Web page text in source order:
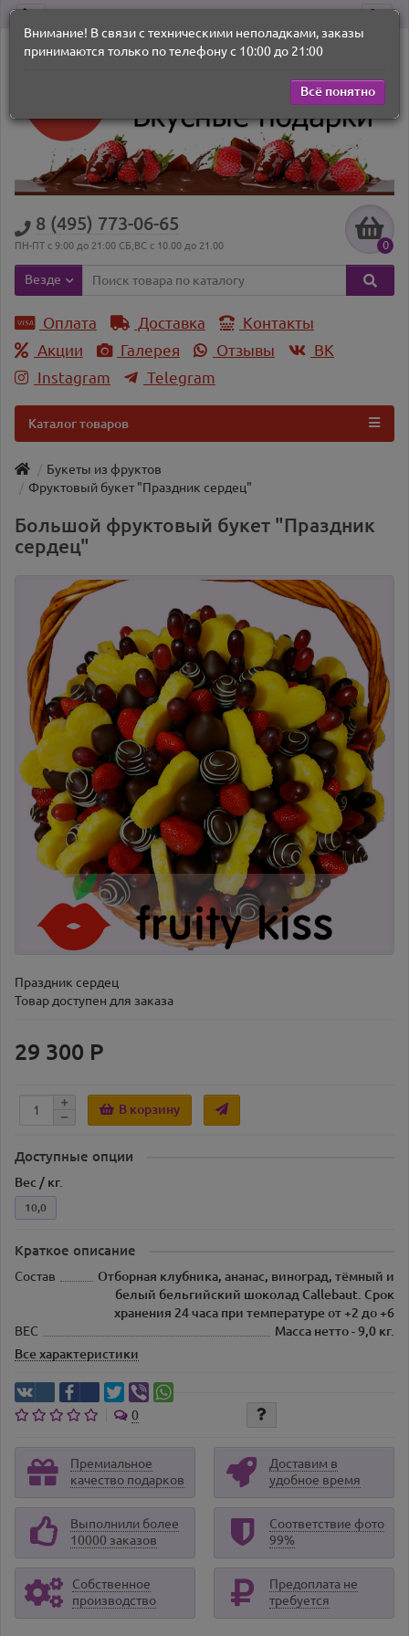
8 (495) 773-06-65
ПН-ПТ с 9:00 до 21:00 СБ,ВС с 10.00 до 21.00 0
Везде
Оплата Доставка
Контакты
Акции
Галерея Отзывы
ВK
Instagram
Telegram
Каталог товаров
Букеты из фруктов
Фруктовый букет "Праздник сердец"
Большой фруктовый букет "Праздник
сердец"
Праздник сердец
Товар доступен для заказа
29 300 Р
В корзину
Доступные опции
Вес / кг.
10,0
Краткое описание
Состав
Отборная клубника, ананас, виноград, тёмный и
белый бельгийский шоколад Callebaut. Срок
хранения 24 часа при температуре от +2 до +6
ВЕС
Масса нетто - 9,0 кг.
Все характеристики
0
Премиальное
качество подарков
Доставим в
удобное время
Выполнили более
10000 заказов
Соответствие фото
99%
Собственное
производство
Предоплата не
требуется
Внимание! В связи с техническими неполадками, заказы
принимаются только по телефону с 10:00 до 21:00
Всё понятно